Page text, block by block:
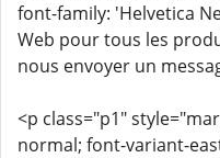
font-family: 'Helvetica
Web pour tous les
nous envoyer un
<p class="p1"
normal; font-variant-